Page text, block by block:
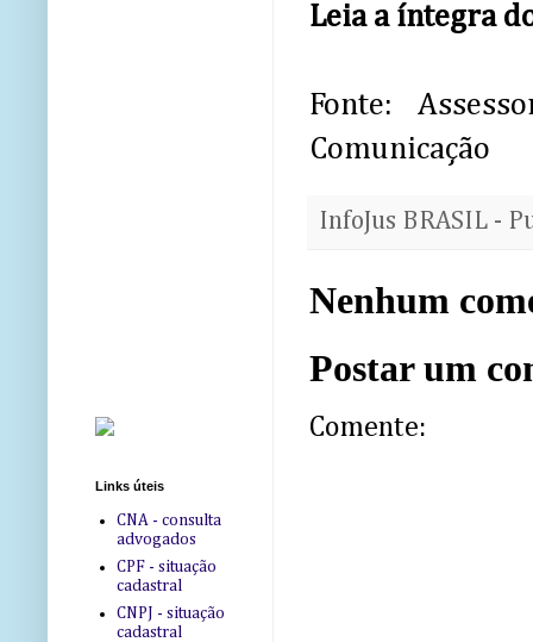
Leia a íntegra
Fonte:
Comunicação
InfoJus BRASIL -
Nenhum
Postar um
Comente:
Links úteis
CNA - consulta
advogados
CPF - situação
cadastral
CNPJ - situação
cadastral